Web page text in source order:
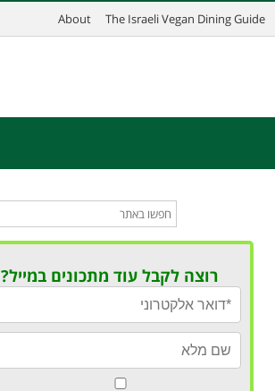
The Israeli Vegan Dining Guide
About
רוצה לקבל עוד מתכונים במייל?